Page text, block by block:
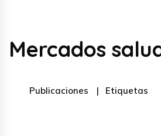
Mercados
Publicaciones Etiquetas